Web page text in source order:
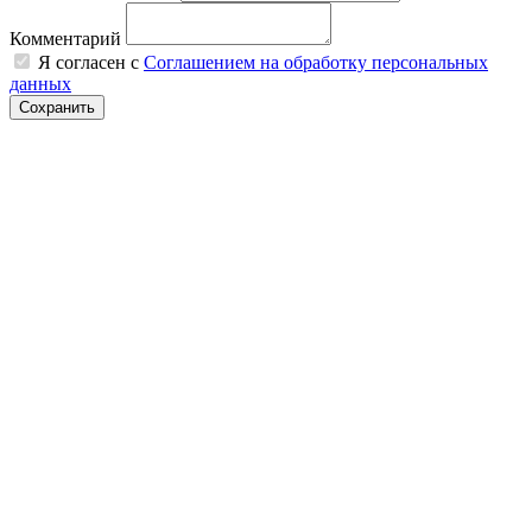
Комментарий
Я согласен с Соглашением на обработку персональных
данных